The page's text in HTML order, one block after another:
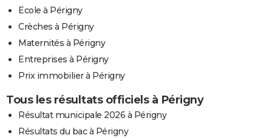
Ecole à Périgny
Crèches à Périgny
Maternités à Périgny
Entreprises à Périgny
Prix immobilier à Périgny
Tous les résultats officiels à Périgny
Résultat municipale 2026 à Périgny
Résultats du bac à Périgny